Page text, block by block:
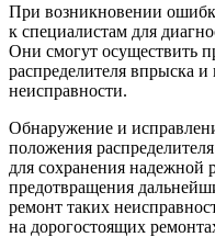
При возникновении
к специалистам для
Они смогут осуществить
распределителя впрыска
неисправности.
Обнаружение и
положения
для сохранения надежной
предотвращения
ремонт таких
на дорогостоящих